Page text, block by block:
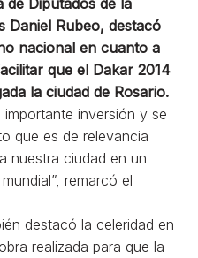
Daniel Rubeo, destacó
nacional en cuanto a
que el Dakar 2014
la ciudad de Rosario.
inversión y se
que es de relevancia
nuestra ciudad en un
remarcó el
destacó la celeridad en
realizada para que la